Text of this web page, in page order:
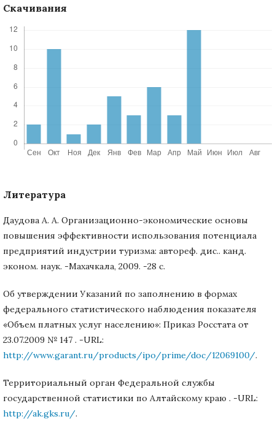
Скачивания
Литература
Даудова А. А. Организационно-экономические основы
повышения эффективности использования потенциала
предприятий индустрии туризма: автореф. дис.. канд.
эконом. наук. -Махачкала, 2009. -28 с.
Об утверждении Указаний по заполнению в формах
федерального статистического наблюдения показателя
«Объем платных услуг населению»: Приказ Росстата от
23.07.2009 № 147 . -URL:
http://www.garant.ru/products/ipo/prime/doc/12069100/.
Территориальный орган Федеральной службы
государственной статистики по Алтайскому краю . -URL:
http://ak.gks.ru/.